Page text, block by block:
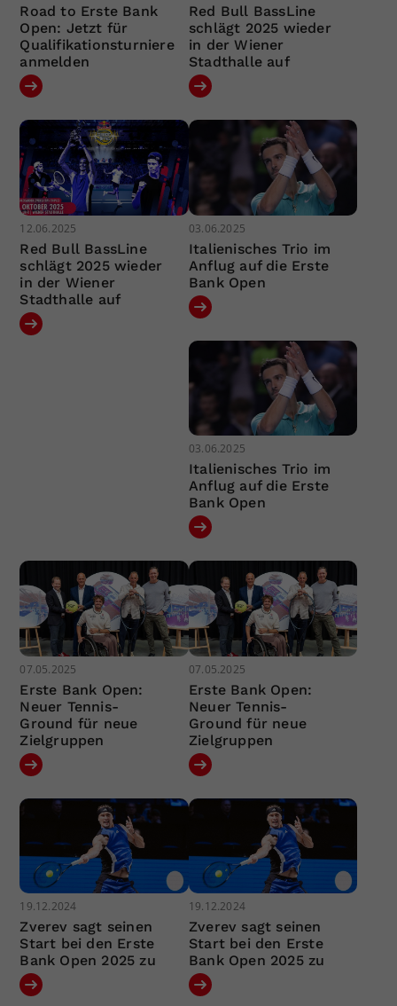
Road to Erste Bank
Open: Jetzt für
Qualifikationsturniere
anmelden
Red Bull BassLine
schlägt 2025 wieder
in der Wiener
Stadthalle auf
12.06.2025
Red Bull BassLine
schlägt 2025 wieder
in der Wiener
Stadthalle auf
03.06.2025
Italienisches Trio im
Anflug auf die Erste
Bank Open
03.06.2025
Italienisches Trio im
Anflug auf die Erste
Bank Open
07.05.2025
Erste Bank Open:
Neuer Tennis-
Ground für neue
Zielgruppen
07.05.2025
Erste Bank Open:
Neuer Tennis-
Ground für neue
Zielgruppen
19.12.2024
Zverev sagt seinen
Start bei den Erste
Bank Open 2025 zu
19.12.2024
Zverev sagt seinen
Start bei den Erste
Bank Open 2025 zu